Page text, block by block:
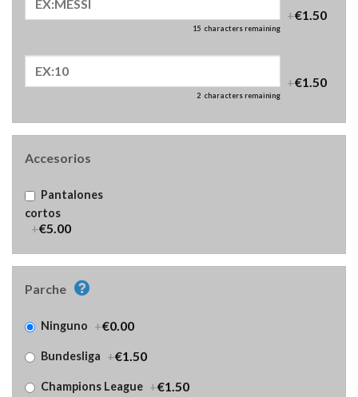
15 characters remaining
+€1.50
2 characters remaining
+€1.50
Accesorios
Pantalones
cortos
+€5.00
Parche
Ninguno +€0.00
Bundesliga +€1.50
Champions League +€1.50